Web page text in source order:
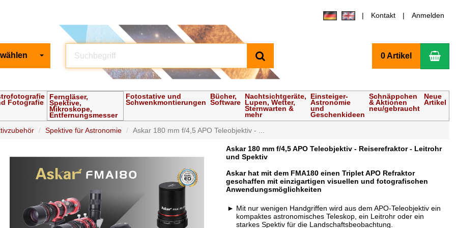
Kontakt Anmelden
0 Artikel
Fotografie
Ferngläser,
Spektive,
Mikroskope,
Entfernungsmesser
Fotostative und
Schwenkmontierungen
Bücher,
Software
Nachtsichtgeräte,
Lupen, Wetter,
Sternwarten &
mehr
Einsteiger-
Astronomie
und
Geschenkideen
Schnäppchen
& Aktionen
neu/gebraucht
Neue
Artikel
Spektive für Astronomie Askar 180 mm f/4,5 APO Teleobjektiv - ...
Askar 180 mm f/4,5 APO Teleobjektiv - Reiserefraktor - Leitrohr
und Spektiv
Askar hat mit dem FMA180 einen Triplet APO Refraktor
geschaffen mit einzigartigen visuellen und fotografischen
Anwendungsmöglichkeiten
Mit nur wenigen Handgriffen wird aus dem APO-Teleobjektiv ein
kompaktes astronomisches Teleskop, ein Leitrohr oder ein
starkes Spektiv für die Landschaftsbeobachtung.